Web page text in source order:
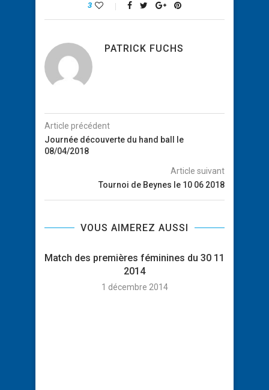
3
PATRICK FUCHS
Article précédent
Journée découverte du hand ball le
08/04/2018
Article suivant
Tournoi de Beynes le 10 06 2018
VOUS AIMEREZ AUSSI
Match des premières féminines du 30 11
2014
1 décembre 2014